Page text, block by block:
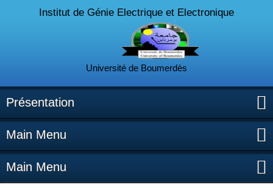
Institut de Génie Electrique et Electronique
Université de Boumerdès
Présentation
Main Menu
Main Menu